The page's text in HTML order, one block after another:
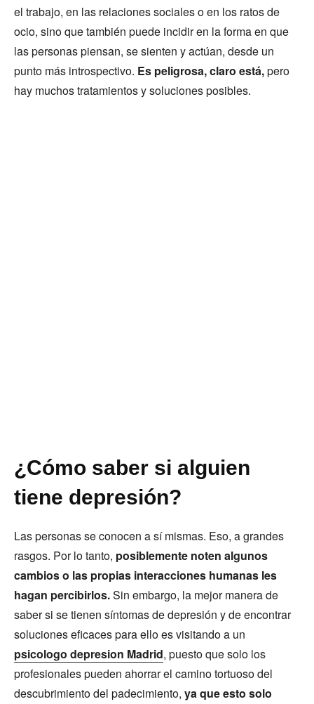
el trabajo, en las relaciones sociales o en los ratos de
ocio, sino que también puede incidir en la forma en que
las personas piensan, se sienten y actúan, desde un
punto más introspectivo. Es peligrosa, claro está,pero
hay muchos tratamientos y soluciones posibles.
¿Cómo saber si alguien
tiene depresión?
Las personas se conocen a sí mismas. Eso, a grandes
rasgos. Por lo tanto, posiblemente noten algunos
cambios o las propias interacciones humanas les
hagan percibirlos.Sin embargo, la mejor manera de
saber si se tienen síntomas de depresión y de encontrar
soluciones eficaces para ello es visitando a un
psicologo depresion Madrid, puesto que solo los
profesionales pueden ahorrar el camino tortuoso del
descubrimiento del padecimiento, ya que esto solo